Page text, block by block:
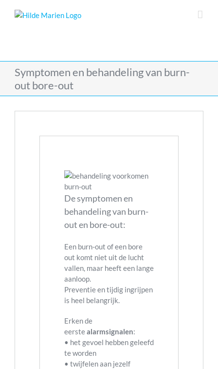
Symptomen en behandeling van burn-
out bore-out
De symptomen en
behandeling van burn-
out en bore-out:
Een burn-out of een bore
out komt niet uit de lucht
vallen, maar heeft een lange
aanloop.
Preventie en tijdig ingrijpen
is heel belangrijk.
Erken de
eerstealarmsignalen:
• het gevoel hebben geleefd
te worden
• twijfelen aan jezelf